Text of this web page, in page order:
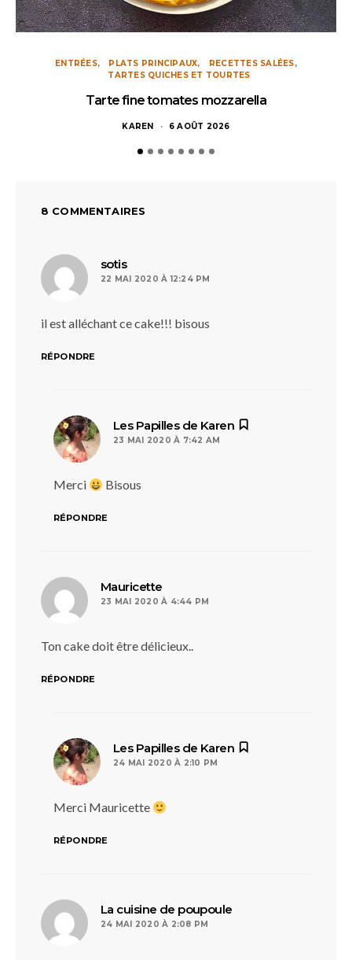
ENTRÉES PLATS PRINCIPAUX
RECETTES SALÉES
TARTES QUICHES ET TOURTES
Tarte fine tomates mozzarella
KAREN 6 AOÛT 2026
8 COMMENTAIRES
sotisdit :
22 MAI 2020 À 12:24 PM
il est alléchant ce cake!!! bisous
RÉPONDRE
Les Papilles de Karen
23 MAI 2020 À 7:42 AM
Merci Bisous
RÉPONDRE
Mauricette
23 MAI 2020 À 4:44 PM
Ton cake doit être délicieux..
RÉPONDRE
Les Papilles de Karen
24 MAI 2020 À 2:10 PM
Merci Mauricette
RÉPONDRE
La cuisine de poupoule
24 MAI 2020 À 2:08 PM